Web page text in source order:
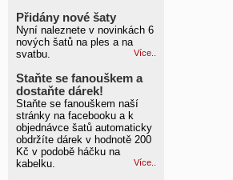
Přidány nové šaty
Nyní naleznete v novinkách 6
nových šatů na ples a na
svatbu.
Více..
Staňte se fanouškem a
dostaňte dárek!
Staňte se fanouškem naší
stránky na facebooku a k
objednávce šatů automaticky
obdržíte dárek v hodnotě 200
Kč v podobě háčku na
kabelku.
Více..